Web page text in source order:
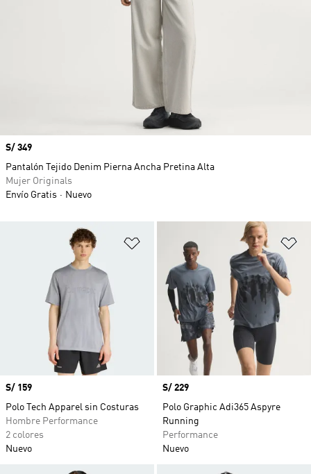
Añadir a la lista de deseos
Precio
S/ 159
Polo Tech Apparel sin Costuras
Hombre Performance
2 colores
Nuevo
Precio
S/ 229
Polo Graphic Adi365 Aspyre
Running
Performance
Nuevo
Precio
S/ 349
Pantalón Tejido Denim Pierna Ancha Pretina Alta
Mujer Originals
Envío Gratis
Nuevo